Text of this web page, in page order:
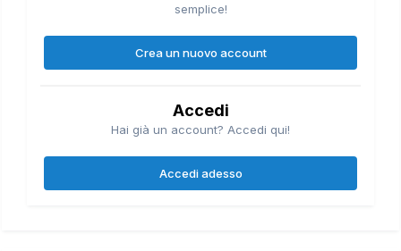
semplice!
Crea un nuovo account
Accedi
Hai già un account? Accedi qui!
Accedi adesso